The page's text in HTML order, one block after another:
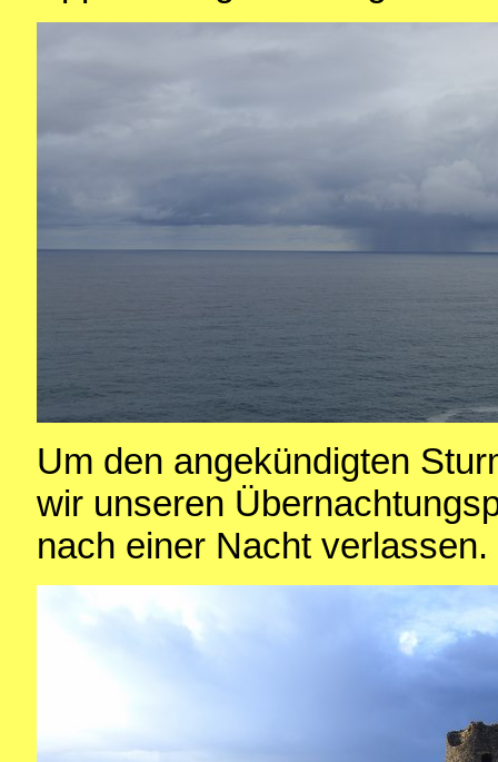
Um den angekündigten
wir unseren
nach einer Nacht verlassen.